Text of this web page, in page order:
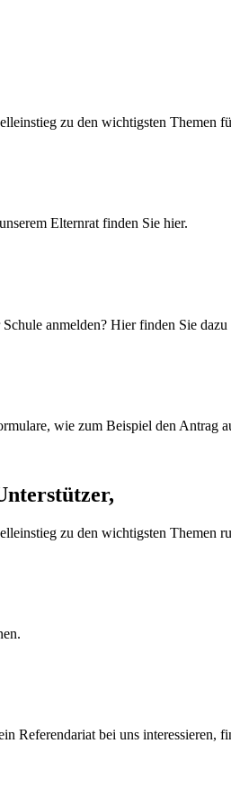
zu den wichtigsten Themen
Elternrat finden Sie hier.
anmelden? Hier finden Sie
wie zum Beispiel den Antrag
zu den wichtigsten Themen
Referendariat bei uns interessieren,